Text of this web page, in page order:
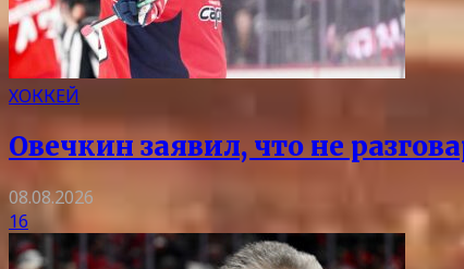
ХОККЕЙ
Овечкин заявил, что не
08.08.2026
16